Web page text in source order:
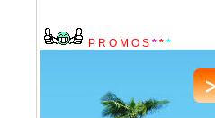
P R O M O S * * *